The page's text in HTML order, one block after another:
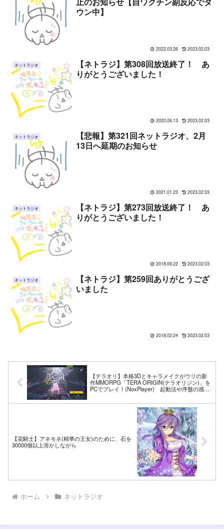
ウン中】
2022.03.26 2023.02.03
ネットラジオ
【ネトラジ】第308回放送終了！ あ
りがとうございました！
2020.06.13 2023.02.03
ネットラジオ
【悲報】第321回ネットラジオ、2月
13日へ延期のお知らせ
2021.01.23 2023.02.03
ネットラジオ
【ネトラジ】第273回放送終了！ あ
りがとうございました！
2018.09.22 2023.02.03
ネットラジオ
【ネトラジ】第259回ありがとうござ
いました
2018.02.24 2023.02.03
【テラオリ】本格3Dとキャラメイクがウリの新
作MMORPG「TERA ORIGIN(テラオリジン)」を
PCでプレイ！(NoxPlayer) 起動法や序盤の感想
【花騎士】アネモネ(精華の王女)のために、石を
30000個以上溶かしながら
ホーム ネットラジオ